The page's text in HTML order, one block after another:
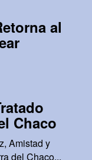
al
Chaco
Amistad y
del Chaco...